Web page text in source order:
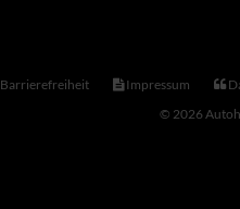
Barrierefreiheit Impressum
© 2026